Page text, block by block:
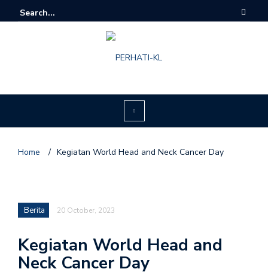
Home / Kegiatan World Head and Neck Cancer Day
Berita 20 October, 2023
Kegiatan World Head and
Neck Cancer Day